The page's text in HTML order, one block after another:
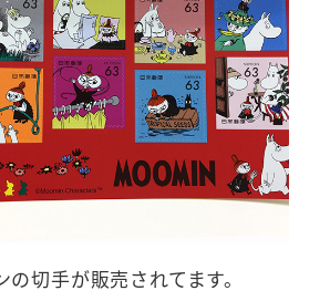
切手が販売されてます。